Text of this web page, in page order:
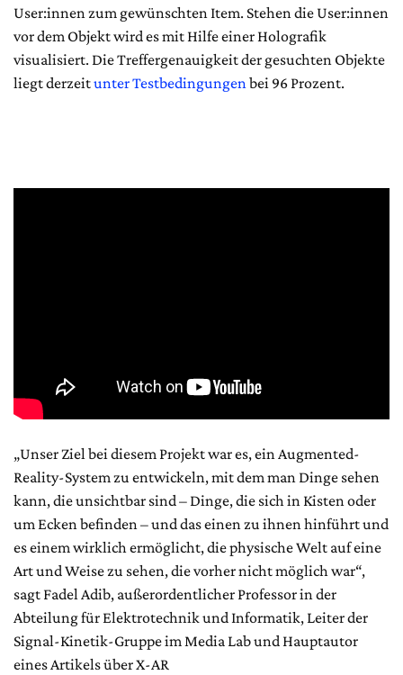
User:innen zum gewünschten Item. Stehen die User:innen
vor dem Objekt wird es mit Hilfe einer Holografik
visualisiert. Die Treffergenauigkeit der gesuchten Objekte
liegt derzeitunter Testbedingungenbei 96 Prozent.
„Unser Ziel bei diesem Projekt war es, ein Augmented-
Reality-System zu entwickeln, mit dem man Dinge sehen
kann, die unsichtbar sind – Dinge, die sich in Kisten oder
um Ecken befinden – und das einen zu ihnen hinführt und
es einem wirklich ermöglicht, die physische Welt auf eine
Art und Weise zu sehen, die vorher nicht möglich war“,
sagt Fadel Adib, außerordentlicher Professor in der
Abteilung für Elektrotechnik und Informatik, Leiter der
Signal-Kinetik-Gruppe im Media Lab und Hauptautor
eines Artikels über X-AR